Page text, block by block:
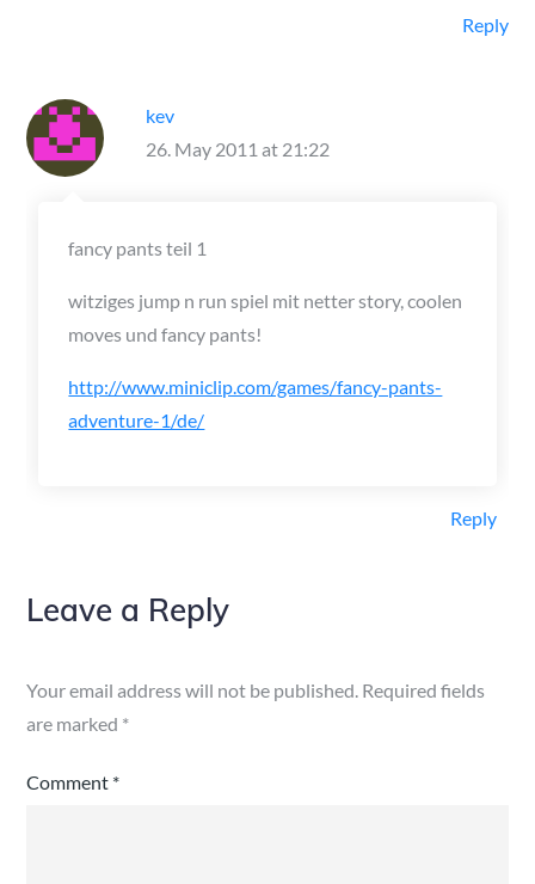
Reply
kev
26. May 2011 at 21:22
fancy pants teil 1
witziges jump n run spiel mit netter story, coolen
moves und fancy pants!
http://www.miniclip.com/games/fancy-pants-
adventure-1/de/
Reply
Leave a Reply
Your email address will not be published. Required fields
are marked *
Comment *